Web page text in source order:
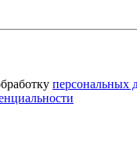
персональных